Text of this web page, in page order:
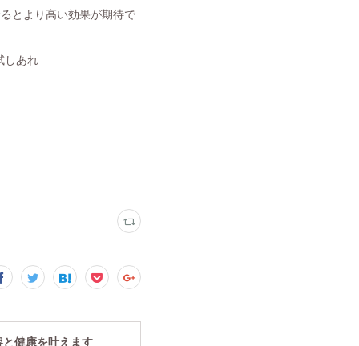
とより高い効果が期待で
しあれ
健康を叶えます